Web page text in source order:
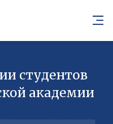
студентов
академии